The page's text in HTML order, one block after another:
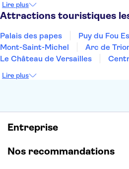
Dubai
Copenhague
Lire plus
Attractions touristiques
Palais des papes
Puy du Fou
Mont-Saint-Michel
Arc de
Le Château de Versailles
La Chapelle Sixtine
Opéra Garnier
Lire plus
Entreprise
Nos recommandations